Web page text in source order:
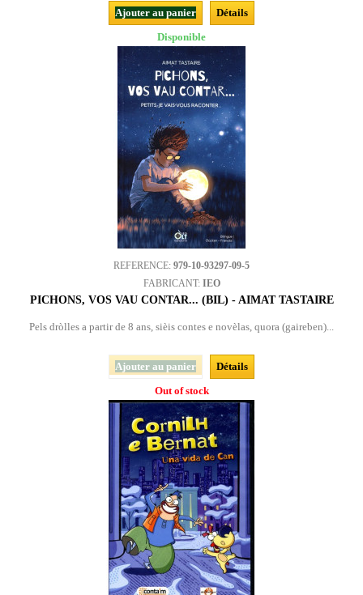
Ajouter au panier
Détails
Disponible
REFERENCE: 979-10-93297-09-5
FABRICANT: IEO
PICHONS, VOS VAU CONTAR... (BIL) - AIMAT TASTAIRE
Pels dròlles a partir de 8 ans, sièis contes e novèlas, quora (gaireben)...
Ajouter au panier
Détails
Out of stock